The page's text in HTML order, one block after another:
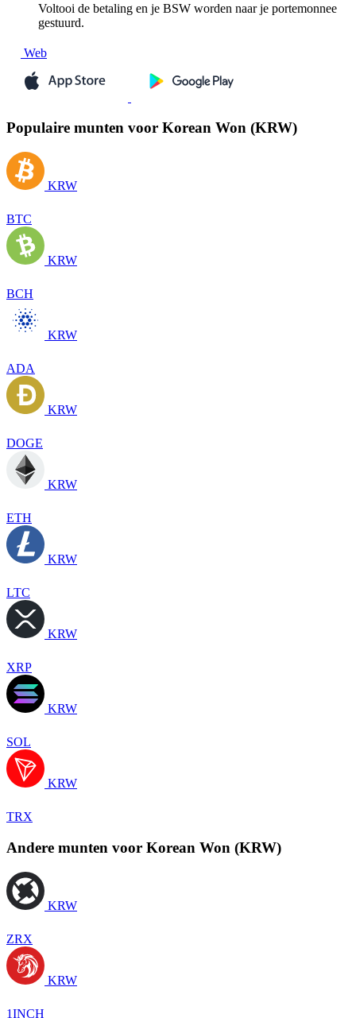
Voltooi de betaling en je BSW worden naar je portemonnee
gestuurd.
Web
Populaire munten voor Korean Won (KRW)
KRW
BTC
KRW
BCH
KRW
ADA
KRW
DOGE
KRW
ETH
KRW
LTC
KRW
XRP
KRW
SOL
KRW
TRX
Andere munten voor Korean Won (KRW)
KRW
ZRX
KRW
1INCH